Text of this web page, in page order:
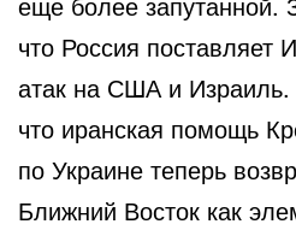
что Россия поставляет
атак на США и Израиль.
что иранская помощь
по Украине теперь
Ближний Восток как